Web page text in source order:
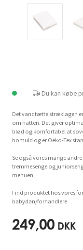
- Du kan købe
Det vandtætte stræklagen
om natten. Det giver
blød og komfortabel at
bomuld og er Oeko-Tex
Se også vores mange
tremmesenge og
menuen.
Find produktet hos vores
babydan/forhandlere
249,00 DKK